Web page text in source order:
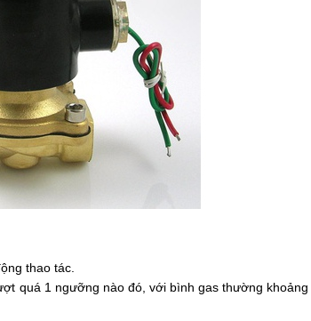
thao tác.
quá 1 ngưỡng nào đó, với bình gas thường